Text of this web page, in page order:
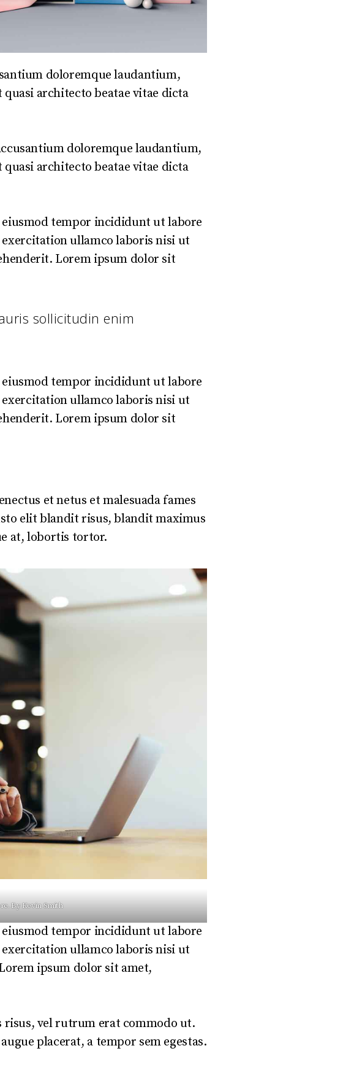
doloremque laudantium,
architecto beatae vitae dicta
doloremque laudantium,
architecto beatae vitae dicta
tempor incididunt ut labore
ullamco laboris nisi ut
Lorem ipsum dolor sit
sollicitudin enim
tempor incididunt ut labore
ullamco laboris nisi ut
Lorem ipsum dolor sit
et netus et malesuada fames
elit blandit risus, blandit maximus
at, lobortis tortor.
ByKevin Smith
tempor incididunt ut labore
ullamco laboris nisi ut
ipsum dolor sit amet,
risus, vel rutrum erat commodo ut.
placerat, a tempor sem egestas.